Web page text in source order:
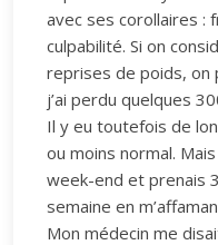
avec ses corollaires :
culpabilité. Si on
reprises de poids, on
j’ai perdu quelques
Il y eu toutefois de
ou moins normal.
week-end et prenais
semaine en
Mon médecin me